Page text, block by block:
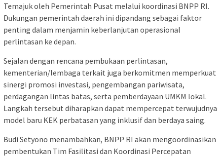
Temajuk oleh Pemerintah Pusat melalui koordinasi BNPP RI.
Dukungan pemerintah daerah ini dipandang sebagai faktor
penting dalam menjamin keberlanjutan operasional
perlintasan ke depan.
Sejalan dengan rencana pembukaan perlintasan,
kementerian/lembaga terkait juga berkomitmen memperkuat
sinergi promosi investasi, pengembangan pariwisata,
perdagangan lintas batas, serta pemberdayaan UMKM lokal.
Langkah tersebut diharapkan dapat mempercepat terwujudnya
model baru KEK perbatasan yang inklusif dan berdaya saing.
Budi Setyono menambahkan, BNPP RI akan mengoordinasikan
pembentukan Tim Fasilitasi dan Koordinasi Percepatan